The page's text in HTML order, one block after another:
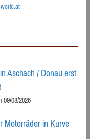
Aschach / Donau erst
08/2026
Motorräder in Kurve